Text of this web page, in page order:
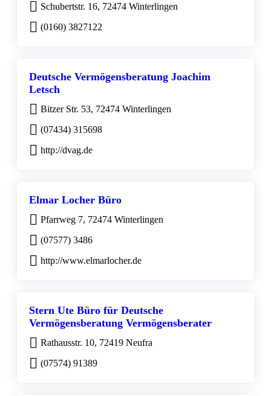
Schubertstr. 16, 72474 Winterlingen
(0160) 3827122
Deutsche Vermögensberatung Joachim
Letsch
Bitzer Str. 53, 72474 Winterlingen
(07434) 315698
http://dvag.de
Elmar Locher Büro
Pfarrweg 7, 72474 Winterlingen
(07577) 3486
http://www.elmarlocher.de
Stern Ute Büro für Deutsche
Vermögensberatung Vermögensberater
Rathausstr. 10, 72419 Neufra
(07574) 91389